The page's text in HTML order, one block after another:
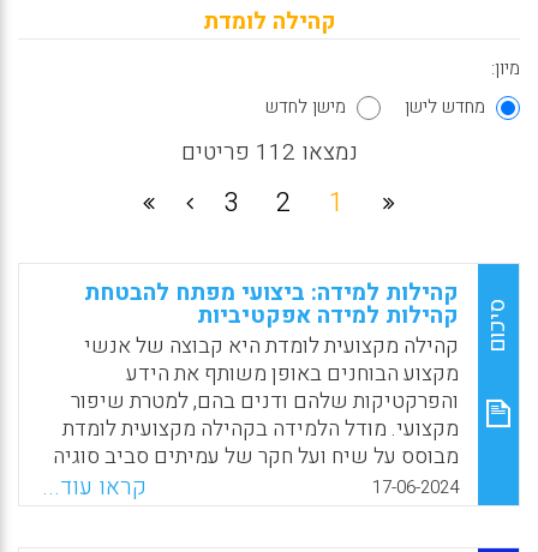
קהילה לומדת
מיון:
מחדש לישן
מישן לחדש
נמצאו 112 פריטים
1
2
3
סיכום
קהילות למידה: ביצועי מפתח להבטחת
קהילות למידה אפקטיביות
קהילה מקצועית לומדת היא קבוצה של אנשי
מקצוע הבוחנים באופן משותף את הידע
והפרקטיקות שלהם ודנים בהם, למטרת שיפור
מקצועי. מודל הלמידה בקהילה מקצועית לומדת
מבוסס על שיח ועל חקר של עמיתים סביב סוגיה
או אתגר שנבחרו על ידם, באמצעות כלים מובנים
המבטיחים את איכות ושיטתיות הלמידה. לא כל
קבוצת למידה או עניין מקצועית היא קהילה
17-06-2024 קראו עוד...